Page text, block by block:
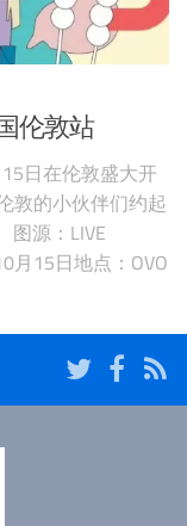
伦敦站
日在伦敦盛大开
敦的小伙伴们约起
图源：LIVE
月15日地点：OVO